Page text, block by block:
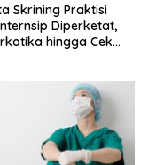
Skrining Praktisi
Diperketat,
hingga Cek